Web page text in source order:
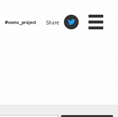
#voms_project Share